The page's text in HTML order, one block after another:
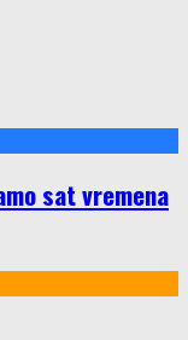
sat vremena